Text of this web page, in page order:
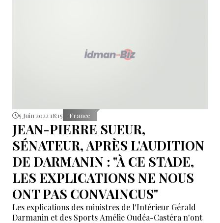
5 Juin 2022 18:15 France
JEAN-PIERRE SUEUR,
SÉNATEUR, APRÈS L'AUDITION
DE DARMANIN : "À CE STADE,
LES EXPLICATIONS NE NOUS
ONT PAS CONVAINCUS"
Les explications des ministres de l'Intérieur Gérald
Darmanin et des Sports Amélie Oudéa-Castéra n'ont